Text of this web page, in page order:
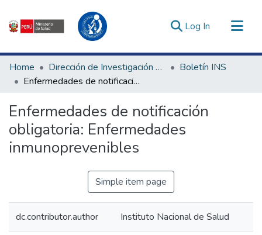
Log In (current)
Communities & Collections
All of DSpace
Estadísticas Externas
Enlaces de interés ▾
Home Dirección de Investigación e Innovación en Salud
Boletín INS
Enfermedades de notificación obligatoria: Enfermedades inmunoprevenibles
Enfermedades de notificación
obligatoria: Enfermedades
inmunoprevenibles
Simple item page
dc.contributor.author Instituto Nacional de Salud